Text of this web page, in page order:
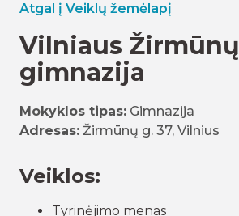
Atgal į Veiklų žemėlapį
Vilniaus Žirmūnų
gimnazija
Mokyklos tipas: Gimnazija
Adresas: Žirmūnų g. 37, Vilnius
Veiklos:
Tyrinėjimo menas